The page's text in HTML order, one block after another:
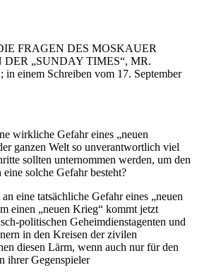
FRAGEN DES MOSKAUER
„SUNDAY TIMES“, MR.
einem Schreiben vom 17. September
wirkliche Gefahr eines „neuen
ganzen Welt so unverantwortlich viel
sollten unternommen werden, um den
solche Gefahr besteht?
eine tatsächliche Gefahr eines „neuen
einen „neuen Krieg“ kommt jetzt
politischen Geheimdienstagenten und
in den Kreisen der zivilen
diesen Lärm, wenn auch nur für den
ihrer Gegenspieler